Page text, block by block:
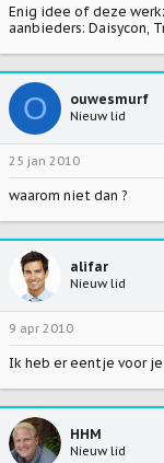
Enig idee of deze
aanbieders: Daisycon,
O ouwesmurf
Nieuw lid
25 jan 2010
waarom niet dan ?
alifar
Nieuw lid
9 apr 2010
Ik heb er eentje voor
HHM
Nieuw lid